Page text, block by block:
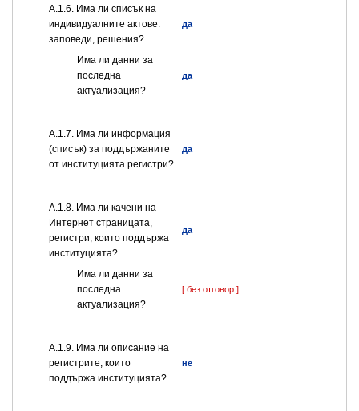
А.1.6. Има ли списък на
индивидуалните актове:
заповеди, решения?
да
Има ли данни за
последна
актуализация?
да
А.1.7. Има ли информация
(списък) за поддържаните
от институцията регистри?
да
А.1.8. Има ли качени на
Интернет страницата,
регистри, които поддържа
институцията?
да
Има ли данни за
последна
актуализация?
[ без отговор ]
А.1.9. Има ли описание на
регистрите, които
поддържа институцията?
не